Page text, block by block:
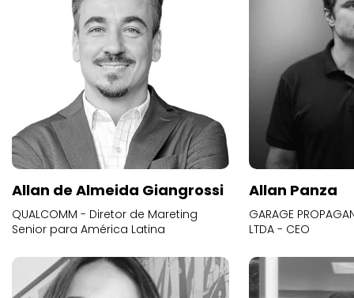
Allan de Almeida Giangrossi
QUALCOMM - Diretor de Mareting
Senior para América Latina
Allan Panza
GARAGE
LTDA - CEO